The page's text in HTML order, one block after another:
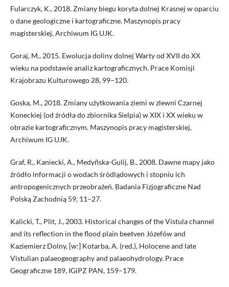
Fularczyk, K., 2018. Zmiany biegu koryta dolnej Krasnej w oparciu
o dane geologiczne i kartograficzne. Maszynopis pracy
magisterskiej, Archiwum IG UJK.
Goraj, M., 2015. Ewolucja doliny dolnej Warty od XVII do XX
wieku na podstawie analiz kartograficznych. Prace Komisji
Krajobrazu Kulturowego 28, 99–120.
Goska, M., 2018. Zmiany użytkowania ziemi w zlewni Czarnej
Koneckiej (od źródła do zbiornika Sielpia) w XIX i XX wieku w
obrazie kartograficznym. Maszynopis pracy magisterskiej,
Archiwum IG UJK.
Graf, R., Kaniecki, A., Medyñska-Gulij, B., 2008. Dawne mapy jako
źródło informacji o wodach śródlądowych i stopniu ich
antropogenicznych przeobrażeń. Badania Fizjograficzne Nad
Polską Zachodnią 59, 11–27.
Kalicki, T., Plit, J., 2003. Historical changes of the Vistula channel
and its reflection in the flood plain beetven Józefów and
Kaziemierz Dolny, [w:] Kotarba, A. (red.), Holocene and late
Vistulian palaeogeography and palaeohydrology. Prace
Geograficzne 189, IGiPZ PAN, 159–179.